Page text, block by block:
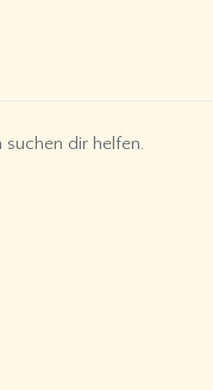
suchen dir helfen.